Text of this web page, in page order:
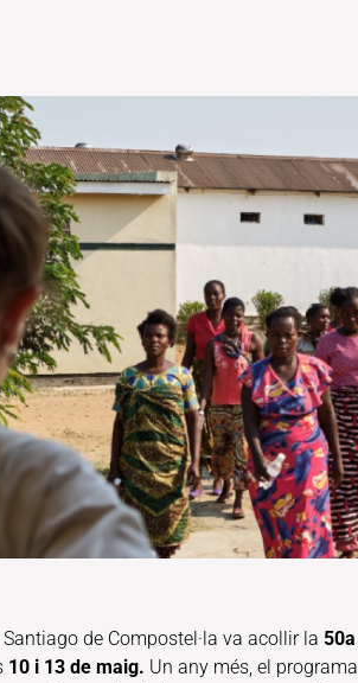
de Compostel·la va acollir la
10 i 13 de maig. Un any més, el